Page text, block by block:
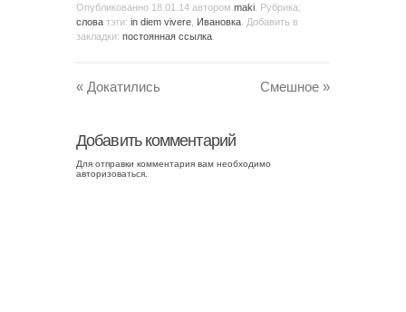
Опубликованно 18.01.14 автором maki . Рубрика:
слова тэги: in diem vivere Ивановка . Добавить в
закладки: постоянная ссылка
« Докатились Смешное »
Добавить комментарий
Для отправки комментария вам необходимо
авторизоваться